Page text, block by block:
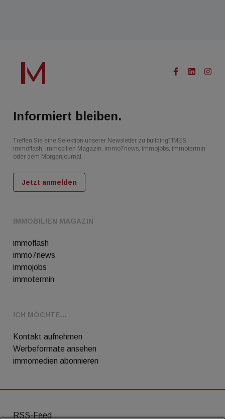
IMMOBILIEN MAGAZIN
immoflash
immo7news
immojobs
immotermin
ICH MÖCHTE...
Kontakt aufnehmen
Werbeformate ansehen
immomedien abonnieren
Informiert bleiben.
Treffen Sie eine Selektion unserer Newsletter zu buildingTIMES,
immoflash, Immobilien Magazin, immo7news, immojobs, immotermin
oder dem Morgenjournal
Jetzt anmelden
RSS-Feed